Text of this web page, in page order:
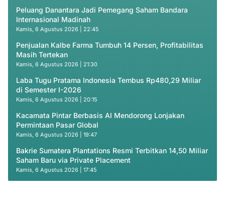
Peluang Danantara Jadi Pemegang Saham Bandara
Internasional Madinah
Kamis, 6 Agustus 2026 | 22:45
Penjualan Kalbe Farma Tumbuh 14 Persen, Profitabilitas
Masih Tertekan
Kamis, 6 Agustus 2026 | 21:30
Laba Tugu Pratama Indonesia Tembus Rp480,29 Miliar
di Semester I-2026
Kamis, 6 Agustus 2026 | 20:15
Kacamata Pintar Berbasis AI Mendorong Lonjakan
Permintaan Pasar Global
Kamis, 6 Agustus 2026 | 19:47
Bakrie Sumatera Plantations Resmi Terbitkan 14,50 Miliar
Saham Baru via Private Placement
Kamis, 6 Agustus 2026 | 17:45